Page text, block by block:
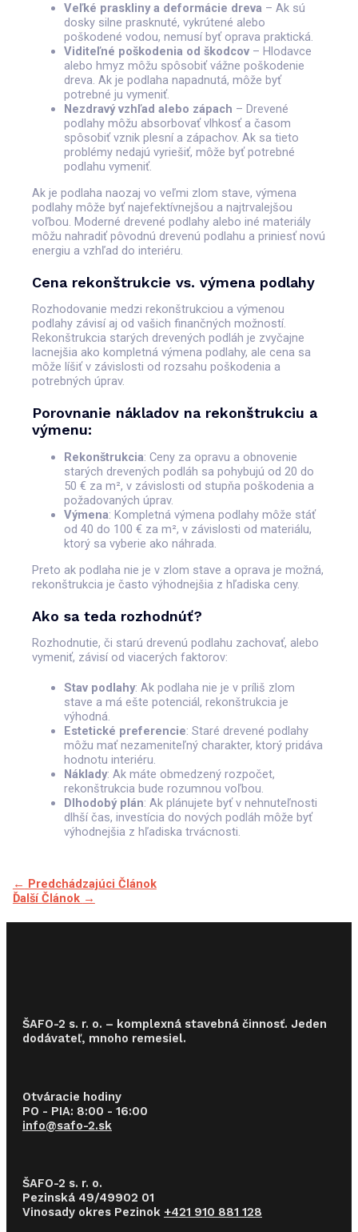
Veľké praskliny a deformácie dreva – Ak sú
dosky silne prasknuté, vykrútené alebo
poškodené vodou, nemusí byť oprava praktická.
Viditeľné poškodenia od škodcov – Hlodavce
alebo hmyz môžu spôsobiť vážne poškodenie
dreva. Ak je podlaha napadnutá, môže byť
potrebné ju vymeniť.
Nezdravý vzhľad alebo zápach – Drevené
podlahy môžu absorbovať vlhkosť a časom
spôsobiť vznik plesní a zápachov. Ak sa tieto
problémy nedajú vyriešiť, môže byť potrebné
podlahu vymeniť.
Ak je podlaha naozaj vo veľmi zlom stave, výmena
podlahy môže byť najefektívnejšou a najtrvalejšou
voľbou. Moderné drevené podlahy alebo iné materiály
môžu nahradiť pôvodnú drevenú podlahu a priniesť novú
energiu a vzhľad do interiéru.
Cena rekonštrukcie vs. výmena podlahy
Rozhodovanie medzi rekonštrukciou a výmenou
podlahy závisí aj od vašich finančných možností.
Rekonštrukcia starých drevených podláh je zvyčajne
lacnejšia ako kompletná výmena podlahy, ale cena sa
môže líšiť v závislosti od rozsahu poškodenia a
potrebných úprav.
Porovnanie nákladov na rekonštrukciu a
výmenu:
Rekonštrukcia: Ceny za opravu a obnovenie
starých drevených podláh sa pohybujú od 20 do
50 € za m², v závislosti od stupňa poškodenia a
požadovaných úprav.
Výmena: Kompletná výmena podlahy môže stáť
od 40 do 100 € za m², v závislosti od materiálu,
ktorý sa vyberie ako náhrada.
Preto ak podlaha nie je v zlom stave a oprava je možná,
rekonštrukcia je často výhodnejšia z hľadiska ceny.
Ako sa teda rozhodnúť?
Rozhodnutie, či starú drevenú podlahu zachovať, alebo
vymeniť, závisí od viacerých faktorov:
Stav podlahy: Ak podlaha nie je v príliš zlom
stave a má ešte potenciál, rekonštrukcia je
výhodná.
Estetické preferencie: Staré drevené podlahy
môžu mať nezameniteľný charakter, ktorý pridáva
hodnotu interiéru.
Náklady: Ak máte obmedzený rozpočet,
rekonštrukcia bude rozumnou voľbou.
Dlhodobý plán: Ak plánujete byť v nehnuteľnosti
dlhší čas, investícia do nových podláh môže byť
výhodnejšia z hľadiska trvácnosti.
Navigácia
v
← Predchádzajúci Článok
Ďalší Článok →
ŠAFO-2 s. r. o. – komplexná stavebná činnosť. Jeden
dodávateľ, mnoho remesiel.
Otváracie hodiny
PO - PIA: 8:00 - 16:00
info@safo-2.sk
ŠAFO-2 s. r. o.
Pezinská 49/49902 01
Vinosady okres Pezinok +421 910 881 128